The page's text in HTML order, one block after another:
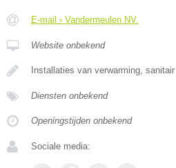
E-mail › Vandermeulen NV.
Website onbekend
Installaties van verwarming,
Diensten onbekend
Openingstijden onbekend
Sociale media: